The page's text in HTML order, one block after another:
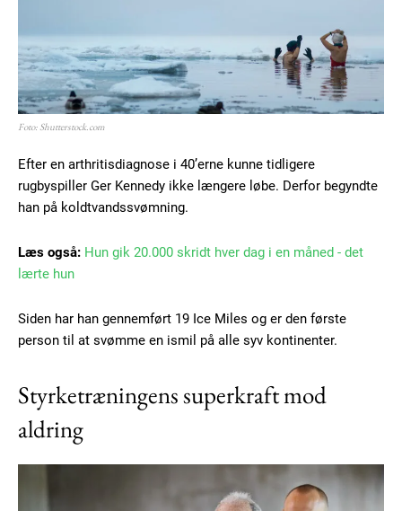
Foto: Shutterstock.com
Efter en arthritisdiagnose i 40’erne kunne tidligere
rugbyspiller Ger Kennedy ikke længere løbe. Derfor begyndte
han på koldtvandssvømning.
Læs også: Hun gik 20.000 skridt hver dag i en måned - det
lærte hun
Siden har han gennemført 19 Ice Miles og er den første
person til at svømme en ismil på alle syv kontinenter.
Styrketræningens superkraft mod
aldring